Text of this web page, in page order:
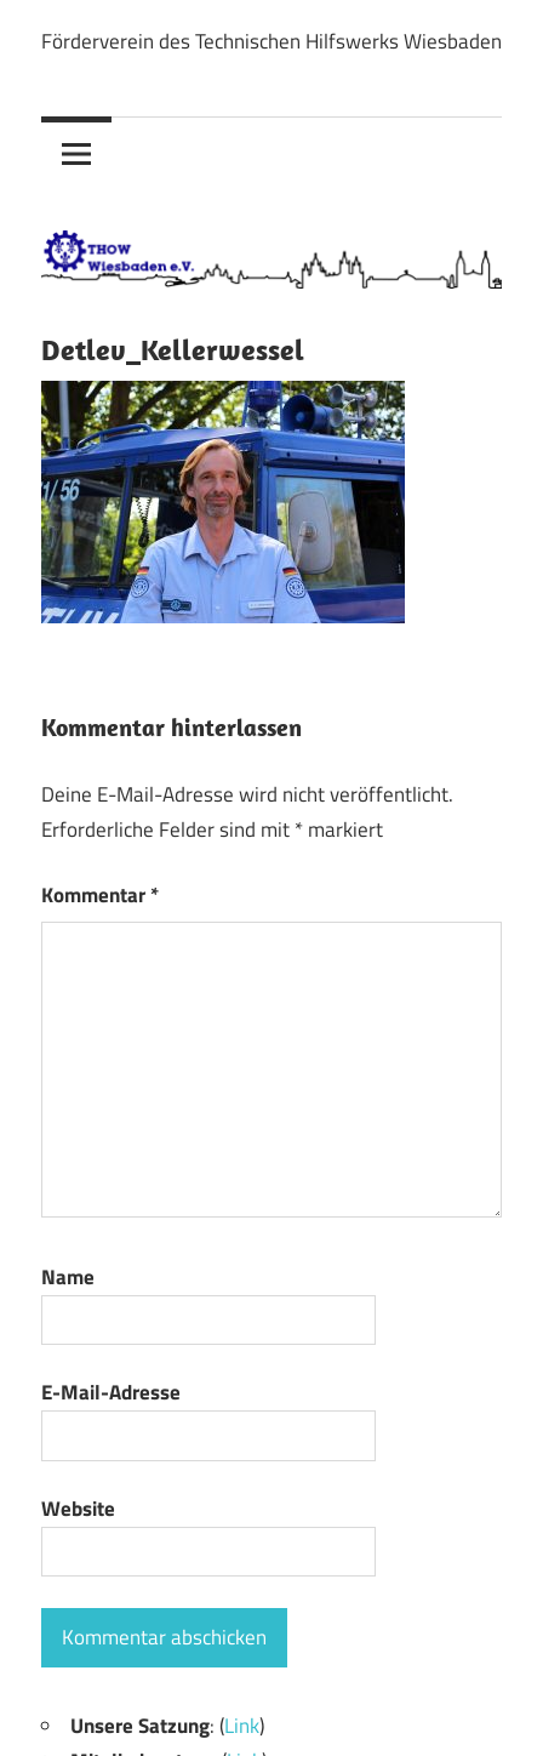
Inhalt
THOW
Wiesbaden
Förderverein des Technischen Hilfswerks Wiesbaden
Detlev_Kellerwessel
Kommentar hinterlassen
Deine E-Mail-Adresse wird nicht veröffentlicht.
Erforderliche Felder sind mit*markiert
Kommentar*
Name
E-Mail-Adresse
Website
Unsere Satzung: (Link)